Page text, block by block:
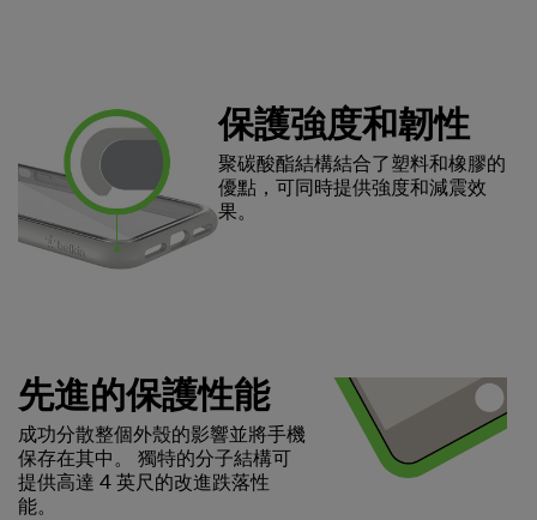
保護強度和韌性
聚碳酸酯結構結合了塑料和橡膠的
優點，可同時提供強度和減震效
果。
先進的保護性能
成功分散整個外殼的影響並將手機
保存在其中。 獨特的分子結構可
提供高達 4 英尺的改進跌落性
能。